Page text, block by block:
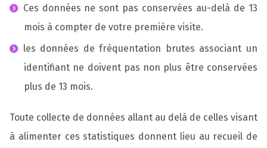
Ces données ne sont pas conservées au-delà de 13
mois à compter de votre première visite.
les données de fréquentation brutes associant un
identifiant ne doivent pas non plus être conservées
plus de 13 mois.
Toute collecte de données allant au delà de celles visant
à alimenter ces statistiques donnent lieu au recueil de